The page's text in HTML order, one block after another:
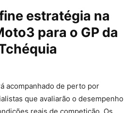
estratégia na
para o GP da
acompanhado de perto por
que avaliarão o desempenho